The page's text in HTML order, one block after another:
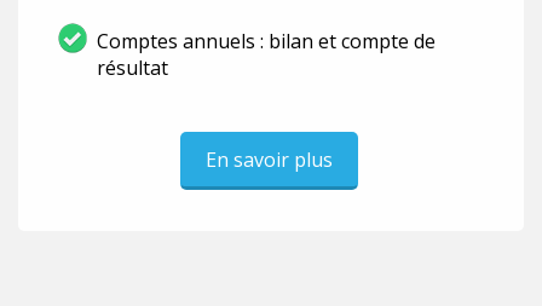
Comptes annuels : bilan et compte de
résultat
En savoir plus